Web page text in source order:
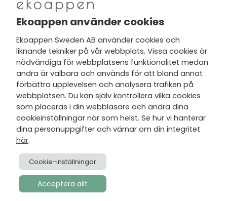
Nytt från Ekoappen
Jag har tagit del av Ekoappens
personuppgifts- och
integritetspolicyoch tar gärna del
av nyheter, hälsotips och exklusiva
erbjudanden via min e-post.
Skapad av
Ekoappen använder cookies
Ekoappen Sweden AB använder cookies och
liknande tekniker på vår webbplats. Vissa cookies är
nödvändiga för webbplatsens funktionalitet medan
andra är valbara och används för att bland annat
förbättra upplevelsen och analysera trafiken på
webbplatsen. Du kan själv kontrollera vilka cookies
som placeras i din webbläsare och ändra dina
cookieinställningar när som helst. Se hur vi hanterar
dina personuppgifter och värnar om din integritet
här.
Cookie-inställningar
Acceptera allt